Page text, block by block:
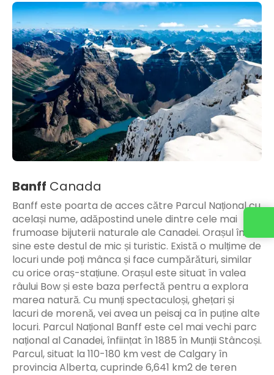
Banff Canada
Banff este poarta de acces către Parcul Național cu
același nume, adăpostind unele dintre cele mai
frumoase bijuterii naturale ale Canadei. Orașul în
sine este destul de mic și turistic. Există o mulțime de
locuri unde poți mânca și face cumpărături, similar
cu orice oraș-stațiune. Orașul este situat în valea
râului Bow și este baza perfectă pentru a explora
marea natură. Cu munți spectaculoși, ghețari și
lacuri de morenă, vei avea un peisaj ca în puține alte
locuri. Parcul Național Banff este cel mai vechi parc
național al Canadei, înființat în 1885 în Munții Stâncoși.
Parcul, situat la 110-180 km vest de Calgary în
provincia Alberta, cuprinde 6,641 km2 de teren